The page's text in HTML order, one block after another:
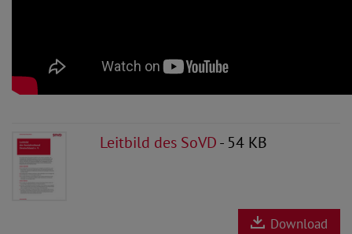
Leitbild des SoVD- 54 KB
Download